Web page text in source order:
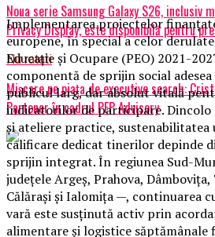
Noua serie Samsung Galaxy S26, inclusiv
Privacy Display, este disponibilă pentru
Nu ratati
Mișcare pe piața de executive search:
Partener în cadrul PFP Advisory
Implementarea proiectelor
europene, în special a celor
Educație și Ocupare (PEO) 2021-
componentă de sprijin social
publicul larg, dar absolut vitală
indicatorilor de participare.
și ateliere practice, sustenabilitatea
calificare dedicat tinerilor depinde
sprijin integrat. În regiunea Sud-
județele Argeș, Prahova,
Călărași și Ialomița —, continuarea
vară este susținută activ prin
alimentare și logistice